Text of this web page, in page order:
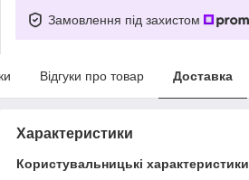
Замовлення під захистом
Відгуки про товар Доставка
Характеристики
Користувальницькі характеристики